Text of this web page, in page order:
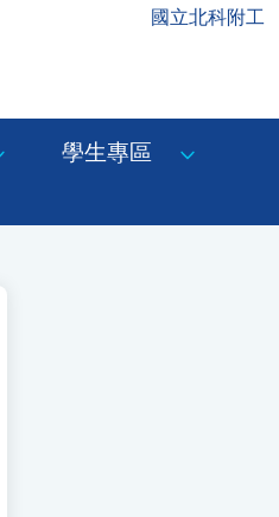
國立北科附工
學生專區